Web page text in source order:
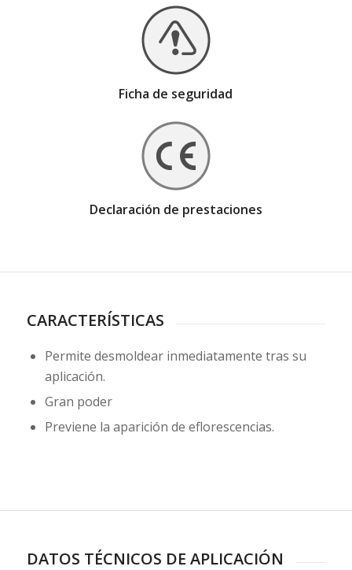
Ficha de seguridad
Declaración de prestaciones
CARACTERÍSTICAS
Permite desmoldear inmediatamente tras su
aplicación.
Gran poder
Previene la aparición de eflorescencias.
DATOS TÉCNICOS DE APLICACIÓN